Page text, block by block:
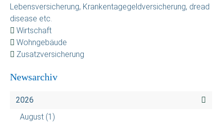
Lebensversicherung, Krankentagegeldversicherung, dread
disease etc.
Wirtschaft
Wohngebäude
Zusatzversicherung
Newsarchiv
2026
August (1)